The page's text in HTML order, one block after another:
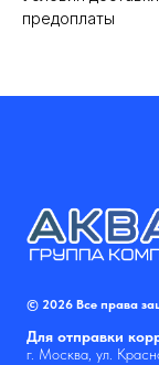
предоплаты
© 2026 Все права
Для отправки
г. Москва, ул.